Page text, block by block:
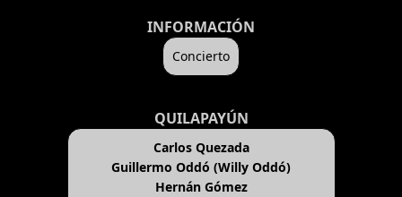
INFORMACIÓN
Concierto
QUILAPAYÚN
Carlos Quezada
Guillermo Oddó (Willy Oddó)
Hernán Gómez